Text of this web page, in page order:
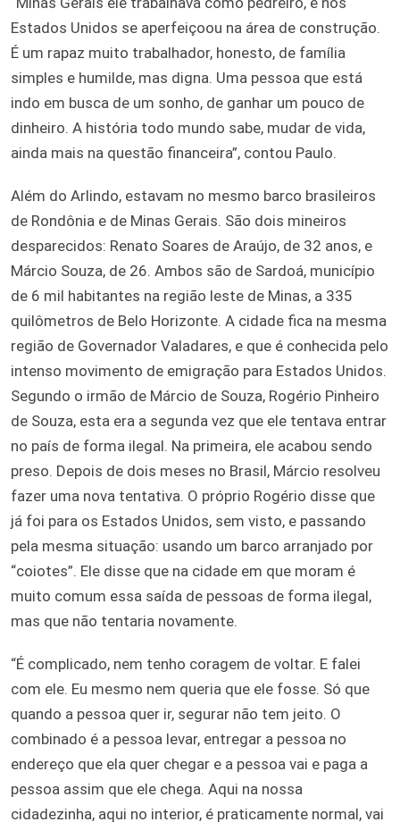
Estados Unidos se aperfeiçoou na área de construção.
É um rapaz muito trabalhador, honesto, de família
simples e humilde, mas digna. Uma pessoa que está
indo em busca de um sonho, de ganhar um pouco de
dinheiro. A história todo mundo sabe, mudar de vida,
ainda mais na questão financeira”, contou Paulo.
Além do Arlindo, estavam no mesmo barco brasileiros
de Rondônia e de Minas Gerais. São dois mineiros
desparecidos: Renato Soares de Araújo, de 32 anos, e
Márcio Souza, de 26. Ambos são de Sardoá, município
de 6 mil habitantes na região leste de Minas, a 335
quilômetros de Belo Horizonte. A cidade fica na mesma
região de Governador Valadares, e que é conhecida pelo
intenso movimento de emigração para Estados Unidos.
Segundo o irmão de Márcio de Souza, Rogério Pinheiro
de Souza, esta era a segunda vez que ele tentava entrar
no país de forma ilegal. Na primeira, ele acabou sendo
preso. Depois de dois meses no Brasil, Márcio resolveu
fazer uma nova tentativa. O próprio Rogério disse que
já foi para os Estados Unidos, sem visto, e passando
pela mesma situação: usando um barco arranjado por
“coiotes”. Ele disse que na cidade em que moram é
muito comum essa saída de pessoas de forma ilegal,
mas que não tentaria novamente.
“É complicado, nem tenho coragem de voltar. E falei
com ele. Eu mesmo nem queria que ele fosse. Só que
quando a pessoa quer ir, segurar não tem jeito. O
combinado é a pessoa levar, entregar a pessoa no
endereço que ela quer chegar e a pessoa vai e paga a
pessoa assim que ele chega. Aqui na nossa
cidadezinha, aqui no interior, é praticamente normal, vai